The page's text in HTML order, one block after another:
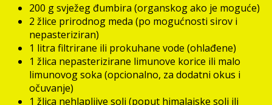
200 g svježeg đumbira (organskog ako je moguće)
2 žlice prirodnog meda (po mogućnosti sirov i
nepasteriziran)
1 litra filtrirane ili prokuhane vode (ohlađene)
1 žlica nepasterizirane limunove korice ili malo
limunovog soka (opcionalno, za dodatni okus i
očuvanje)
1 žlica nehlapljive soli (poput himalajske soli ili